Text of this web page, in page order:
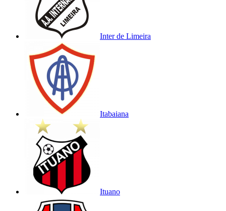
Inter de Limeira
Itabaiana
Ituano